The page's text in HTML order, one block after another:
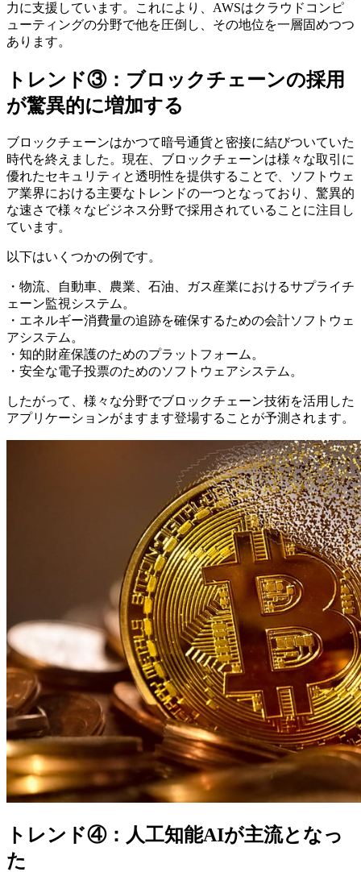
力に支援しています。これにより、AWSはクラウドコンピ
ューティングの分野で他を圧倒し、その地位を一層固めつつ
あります。
トレンド③：ブロックチェーンの採用
が驚異的に増加する
ブロックチェーンはかつて暗号通貨と密接に結びついていた
時代を終えました。現在、ブロックチェーンは様々な取引に
優れたセキュリティと透明性を提供することで、ソフトウェ
ア業界における主要なトレンドの一つとなっており、驚異的
な速さで様々なビジネス分野で採用されていることに注目し
ています。
以下はいくつかの例です。
・物流、自動車、農業、石油、ガス産業におけるサプライチ
ェーン監視システム。
・エネルギー消費量の追跡を確保するための会計ソフトウェ
アシステム。
・知的財産保護のためのプラットフォーム。
・安全な電子投票のためのソフトウェアシステム。
したがって、様々な分野でブロックチェーン技術を活用した
アプリケーションがますます登場することが予測されます。
トレンド④：人工知能AIが主流となっ
た